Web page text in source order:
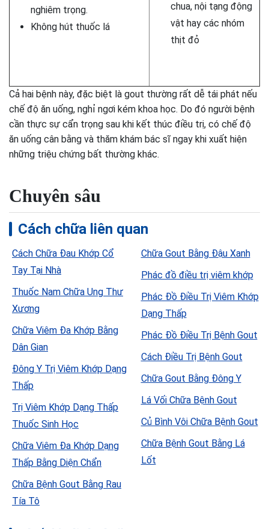
nghiêm trọng.
Không hút thuốc lá
chua, nội tạng động
vật hay các nhóm
thịt đỏ
Cả hai bệnh này, đặc biệt là gout thường rất dễ tái phát nếu
chế độ ăn uống, nghỉ ngơi kém khoa học. Do đó người bệnh
cần thực sự cẩn trọng sau khi kết thúc điều trị, có chế độ
ăn uống cân bằng và thăm khám bác sĩ ngay khi xuất hiện
những triệu chứng bất thường khác.
Chuyên sâu
Cách chữa liên quan
Cách Chữa Đau Khớp Cổ
Tay Tại Nhà
Thuốc Nam Chữa Ung Thư
Xương
Chữa Viêm Đa Khớp Bằng
Dân Gian
Đông Y Trị Viêm Khớp Dạng
Thấp
Trị Viêm Khớp Dạng Thấp
Thuốc Sinh Học
Chữa Viêm Đa Khớp Dạng
Thấp Bằng Diện Chẩn
Chữa Bệnh Gout Bằng Rau
Tía Tô
Chữa Gout Bằng Đậu Xanh
Phác đồ điều trị viêm khớp
Phác Đồ Điều Trị Viêm Khớp
Dạng Thấp
Phác Đồ Điều Trị Bệnh Gout
Cách Điều Trị Bệnh Gout
Chữa Gout Bằng Đông Y
Lá Vối Chữa Bệnh Gout
Củ Bình Vôi Chữa Bệnh Gout
Chữa Bệnh Gout Bằng Lá
Lốt